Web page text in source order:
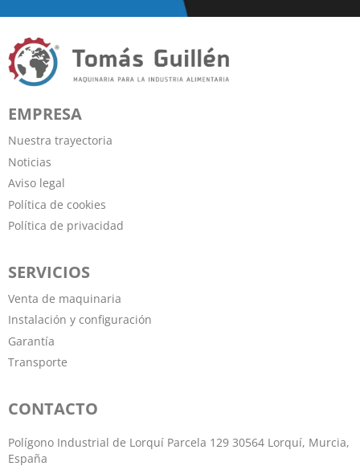
EMPRESA
Nuestra trayectoria
Noticias
Aviso legal
Política de cookies
Política de privacidad
SERVICIOS
Venta de maquinaria
Instalación y configuración
Garantía
Transporte
CONTACTO
Polígono Industrial de Lorquí Parcela 129 30564 Lorquí, Murcia,
España